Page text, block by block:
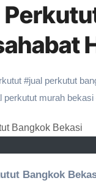
#jual perkutut
perkutut murah bekasi
Bangkok